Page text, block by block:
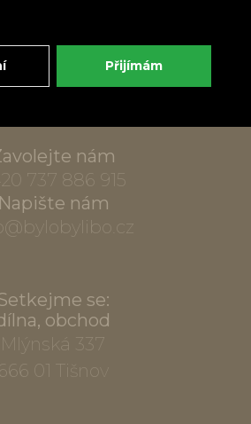
nám
737 886 915
Napište nám
se:
obchod
Mlýnská 337
666 01 Tišnov
Přijímám